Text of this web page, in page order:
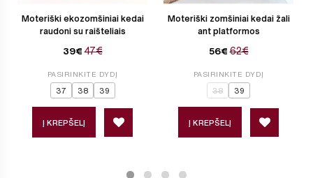
Moteriški ekozomšiniai kedai
raudoni su raišteliais
39€ 47€
PASIRINKITE DYDĮ
37 38 39
Į KREPŠELĮ
Moteriški zomšiniai kedai žali
ant platformos
56€ 62€
PASIRINKITE DYDĮ
38 39
Į KREPŠELĮ